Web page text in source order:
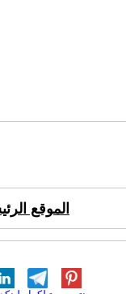
الموقع